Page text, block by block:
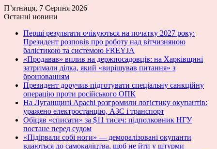
П’ятниця, 7 Серпня 2026
Останні новини
Перші результати очікуються на початку 2027 року:
Президент розповів про роботу над вітчизняною
балістикою та системою FREYJA
«Продавав» вплив на держпосадовців: на Харківщині
затримали ділка, який «вирішував питання» з
бронюванням
Президент доручив підготувати спеціальну санкційну
операцію проти російського ОПК
На Луганщині Apachi розгромили логістику окупантів:
уражено електростанцію, АЗС і транспорт
Обіцяв «списати» за $11 тисяч: підполковник НГУ
постане перед судом
«Підірвали собі ноги» — деморалізовані окупанти
вдаються до самокаліцтва, щоб не йти у штурми